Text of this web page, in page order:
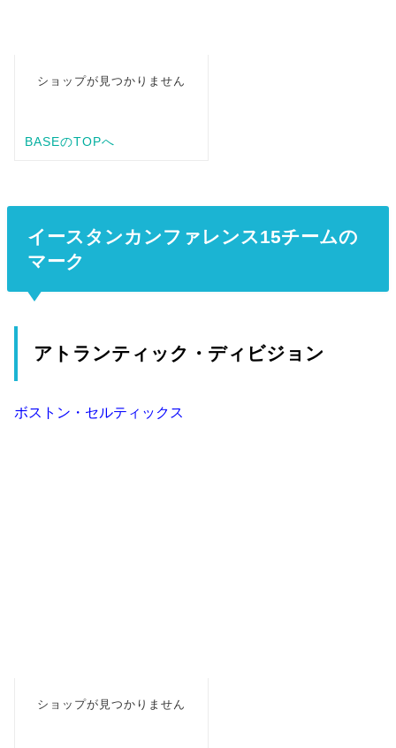
イースタンカンファレンス15チームの
マーク
アトランティック・ディビジョン
ボストン・セルティックス